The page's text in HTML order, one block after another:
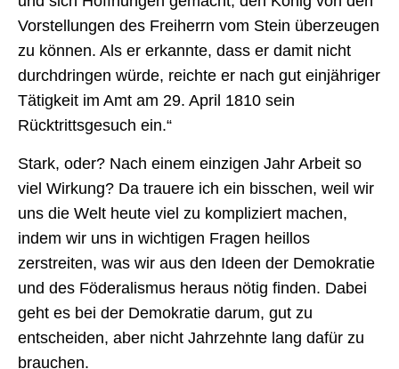
Vorstellungen des Freiherrn vom Stein überzeugen
zu können. Als er erkannte, dass er damit nicht
durchdringen würde, reichte er nach gut einjähriger
Tätigkeit im Amt am 29. April 1810 sein
Rücktrittsgesuch ein.“
Stark, oder? Nach einem einzigen Jahr Arbeit so
viel Wirkung? Da trauere ich ein bisschen, weil wir
uns die Welt heute viel zu kompliziert machen,
indem wir uns in wichtigen Fragen heillos
zerstreiten, was wir aus den Ideen der Demokratie
und des Föderalismus heraus nötig finden. Dabei
geht es bei der Demokratie darum, gut zu
entscheiden, aber nicht Jahrzehnte lang dafür zu
brauchen.